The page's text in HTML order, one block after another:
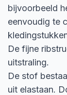
bijvoorbeeld
eenvoudig te
De fijne
uitstraling.
De stof
uit elastaan.